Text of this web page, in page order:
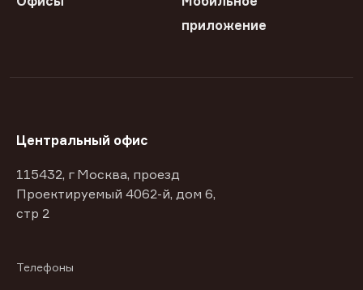
приложение
Центральный офис
115432, г Москва, проезд
Проектируемый 4062-й, дом 6,
стр 2
Телефоны